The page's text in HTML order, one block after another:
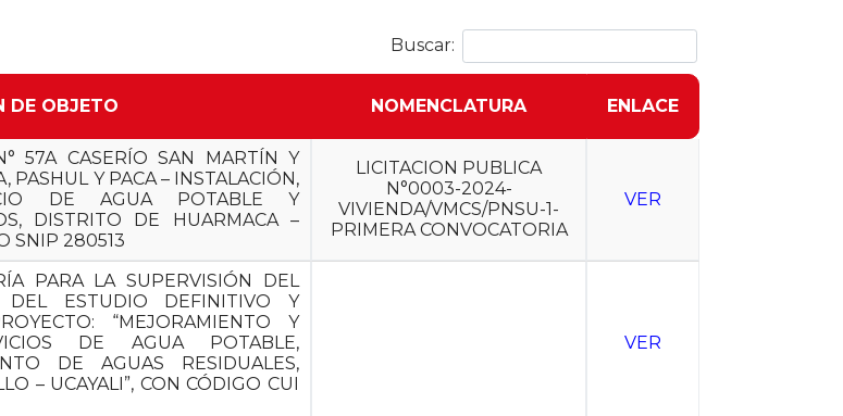
Buscar:
DE OBJETO NOMENCLATURA ENLACE
57A CASERÍO SAN MARTÍN Y
PASHUL Y PACA – INSTALACIÓN,
DE AGUA POTABLE Y
DISTRITO DE HUARMACA –
SNIP 280513
LICITACION PUBLICA
N°0003-2024-
VIVIENDA/VMCS/PNSU-1-
PRIMERA CONVOCATORIA
VER
PARA LA SUPERVISIÓN DEL
ESTUDIO DEFINITIVO Y
“MEJORAMIENTO Y
DE AGUA POTABLE,
DE AGUAS RESIDUALES,
– UCAYALI”, CON CÓDIGO CUI
VER